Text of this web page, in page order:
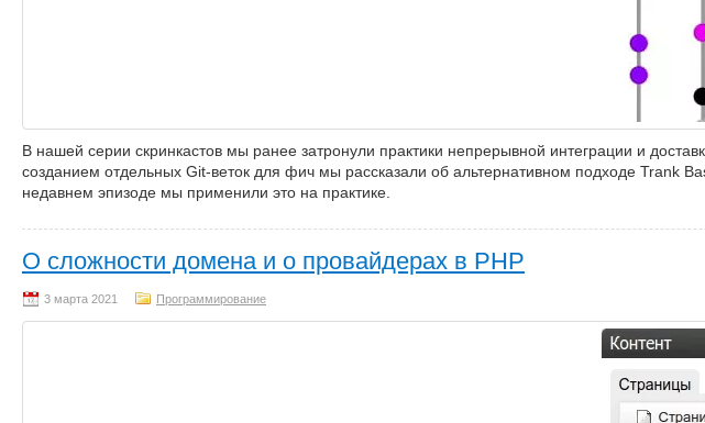
В нашей серии скринкастов мы ранее затронули практики непрерывной интеграции и
созданием отдельных Git-веток для фич мы рассказали об альтернативном подходе Trank
недавнем эпизоде мы применили это на практике.
О сложности домена и о провайдерах в PHP
Программирование